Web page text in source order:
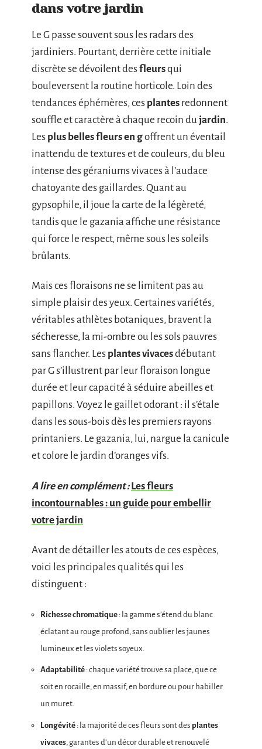
dans votre jardin
Le G passe souvent sous les radars des
jardiniers. Pourtant, derrière cette initiale
discrète se dévoilent desfleursqui
bouleversent la routine horticole. Loin des
tendances éphémères, ces plantes redonnent
souffle et caractère à chaque recoin du jardin.
Les plus belles fleurs en goffrent un éventail
inattendu de textures et de couleurs, du bleu
intense des géraniums vivaces à l’audace
chatoyante des gaillardes. Quant au
gypsophile, il joue la carte de la légèreté,
tandis que le gazania affiche une résistance
qui force le respect, même sous les soleils
brûlants.
Mais ces floraisons ne se limitent pas au
simple plaisir des yeux. Certaines variétés,
véritables athlètes botaniques, bravent la
sécheresse, la mi-ombre ou les sols pauvres
sans flancher. Les plantes vivacesdébutant
par G s’illustrent par leur floraison longue
durée et leur capacité à séduire abeilles et
papillons. Voyez le gaillet odorant : il s’étale
dans les sous-bois dès les premiers rayons
printaniers. Le gazania, lui, nargue la canicule
et colore le jardin d’oranges vifs.
A lire en complément : Les fleurs
incontournables : un guide pour embellir
votre jardin
Avant de détailler les atouts de ces espèces,
voici les principales qualités qui les
distinguent :
Richesse chromatique : la gamme s’étend du blanc
éclatant au rouge profond, sans oublier les jaunes
lumineux et les violets soyeux.
Adaptabilité : chaque variété trouve sa place, que ce
soit en rocaille, en massif, en bordure ou pour habiller
un muret.
Longévité : la majorité de ces fleurs sont des plantes
vivaces, garantes d’un décor durable et renouvelé